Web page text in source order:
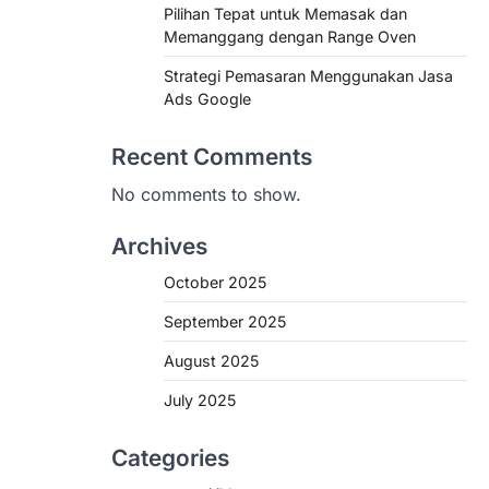
Pilihan Tepat untuk Memasak dan
Memanggang dengan Range Oven
Strategi Pemasaran Menggunakan Jasa
Ads Google
Recent Comments
No comments to show.
Archives
October 2025
September 2025
August 2025
July 2025
Categories